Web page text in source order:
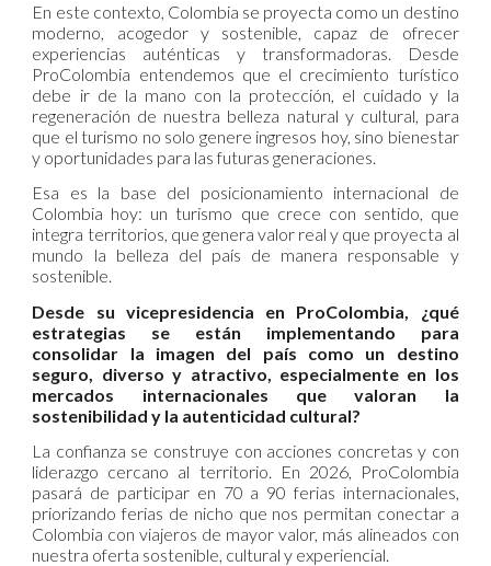
En este contexto, Colombia se proyecta como un destino
moderno, acogedor y sostenible, capaz de ofrecer
experiencias auténticas y transformadoras. Desde
ProColombia entendemos que el crecimiento turístico
debe ir de la mano con la protección, el cuidado y la
regeneración de nuestra belleza natural y cultural, para
que el turismo no solo genere ingresos hoy, sino bienestar
y oportunidades para las futuras generaciones.
Esa es la base del posicionamiento internacional de
Colombia hoy: un turismo que crece con sentido, que
integra territorios, que genera valor real y que proyecta al
mundo la belleza del país de manera responsable y
sostenible.
Desde su vicepresidencia en ProColombia, ¿qué
estrategias se están implementando para
consolidar la imagen del país como un destino
seguro, diverso y atractivo, especialmente en los
mercados internacionales que valoran la
sostenibilidad y la autenticidad cultural?
La confianza se construye con acciones concretas y con
liderazgo cercano al territorio. En 2026, ProColombia
pasará de participar en 70 a 90 ferias internacionales,
priorizando ferias de nicho que nos permitan conectar a
Colombia con viajeros de mayor valor, más alineados con
nuestra oferta sostenible, cultural y experiencial.